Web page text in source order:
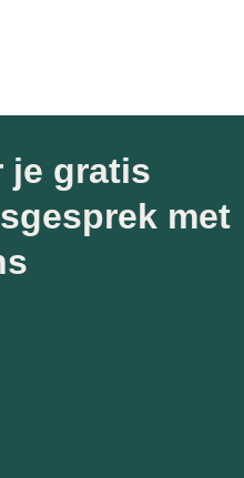
je gratis
met